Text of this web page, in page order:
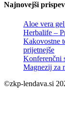
Najnovejši
Aloe vera
Herbalife –
Kakovostne
prijetnejše
Konferenčni
Magnezij za
©zkp-lendava.si